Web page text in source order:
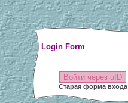
Login Form
Войти через uID
Старая форма входа